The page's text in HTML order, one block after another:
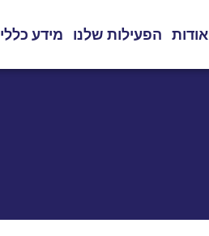
אודות הפעילות שלנו מידע כללי